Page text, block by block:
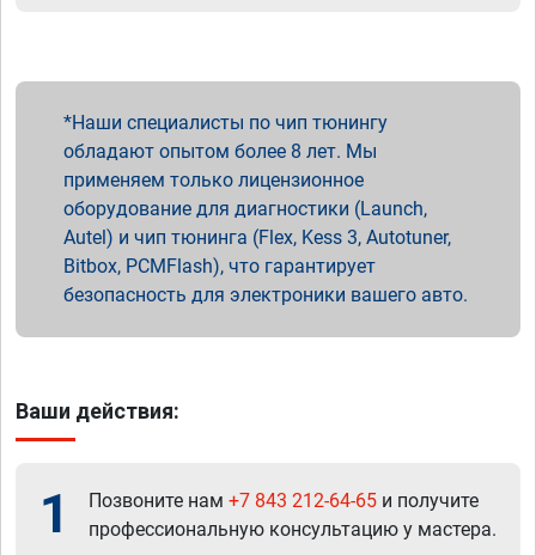
Наши специалисты по чип тюнингу
обладают опытом более 8 лет. Мы
применяем только лицензионное
оборудование для диагностики (Launch,
Autel) и чип тюнинга (Flex, Kess 3, Autotuner,
Bitbox, PCMFlash), что гарантирует
безопасность для электроники вашего авто.
Ваши действия:
1 Позвоните нам +7 843 212-64-65 и получите
профессиональную консультацию у мастера.